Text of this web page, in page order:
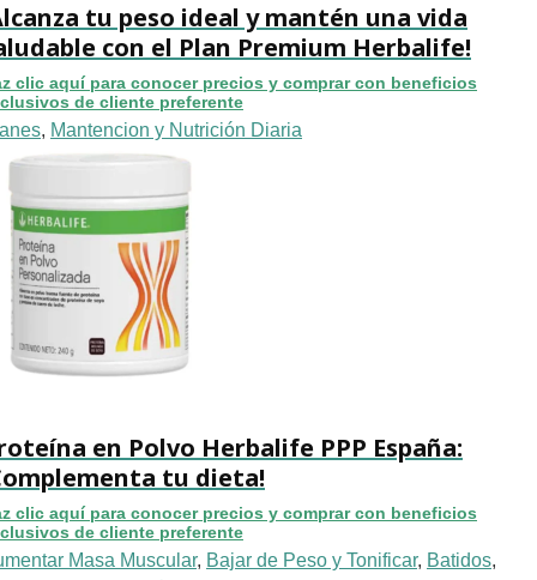
tu peso ideal y mantén una vida
con el Plan Premium Herbalife!
clic aquí para conocer precios y comprar con beneficios
de cliente preferente
, Mantencion y Nutrición Diaria
en Polvo Herbalife PPP España:
tu dieta!
clic aquí para conocer precios y comprar con beneficios
de cliente preferente
Masa Muscular, Bajar de Peso y Tonificar, Batidos,